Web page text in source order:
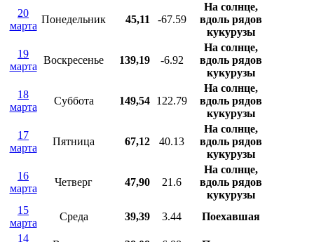
20
марта
Понедельник 45,11 -67.59
На солнце,
вдоль рядов
кукурузы
19
марта
Воскресенье 139,19 -6.92
На солнце,
вдоль рядов
кукурузы
18
марта
Суббота 149,54 122.79
На солнце,
вдоль рядов
кукурузы
17
марта
Пятница 67,12 40.13
На солнце,
вдоль рядов
кукурузы
16
марта
Четверг 47,90 21.6
На солнце,
вдоль рядов
кукурузы
15
марта
Среда 39,39 3.44
Поехавшая
14